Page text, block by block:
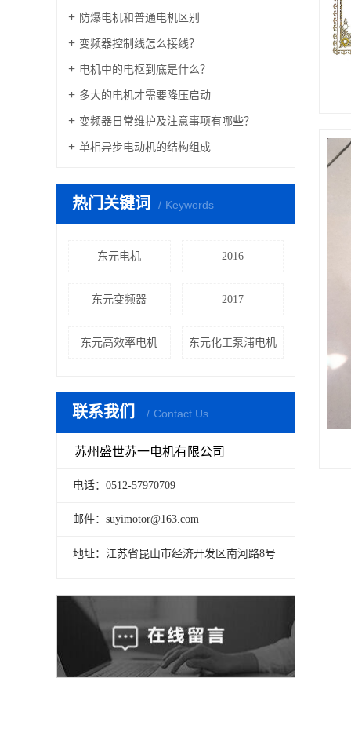
防爆电机和普通电机区别
变频器控制线怎么接线？
电机中的电枢到底是什么？
多大的电机才需要降压启动
变频器日常维护及注意事项有哪些？
单相异步电动机的结构组成
热门关键词 Keywords
东元电机 2016
东元变频器 2017
东元高效率电机 东元化工泵浦电机
联系我们 Contact Us
苏州盛世苏一电机有限公司
电话：0512-57970709
邮件：suyimotor@163.com
地址：江苏省昆山市经济开发区南河路8号